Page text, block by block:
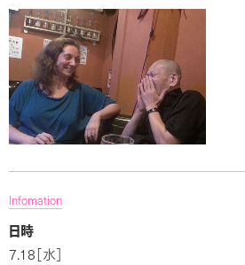
Infomation
日時
7.18［水］